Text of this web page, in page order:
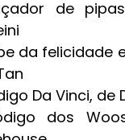
de
da felicidade
Da Vinci, de
dos